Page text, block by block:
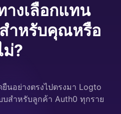
งเลือกแทน
ำหรับคุณหรือ
ม่?
ยืนอย่างตรงไปตรงมา Logto
สำหรับลูกค้า Auth0 ทุกราย